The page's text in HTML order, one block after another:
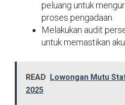
peluang untuk
proses pengadaan.
Melakukan audit
untuk memastikan
READ Lowongan Mutu
2025